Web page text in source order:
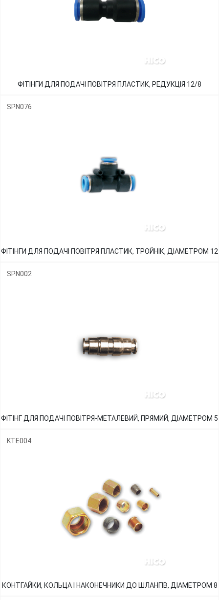
ФІТІНГИ ДЛЯ ПОДАЧІ ПОВІТРЯ ПЛАСТИК, РЕДУКЦІЯ 12/8
SPN076
ФІТІНГИ ДЛЯ ПОДАЧІ ПОВІТРЯ ПЛАСТИК, ТРОЙНІК, ДІАМЕТРОМ 12
SPN002
ФІТІНГ ДЛЯ ПОДАЧІ ПОВІТРЯ-МЕТАЛЕВИЙ, ПРЯМИЙ, ДІАМЕТРОМ 5
KTE004
КОНТГАЙКИ, КОЛЬЦА І НАКОНЕЧНИКИ ДО ШЛАНГІВ, ДІАМЕТРОМ 8